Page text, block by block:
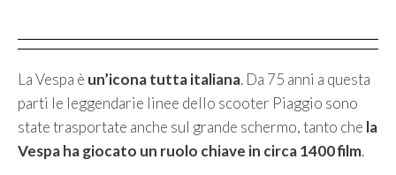
La Vespa è un’icona tutta italiana. Da 75 anni a questa
parti le leggendarie linee dello scooter Piaggio sono
state trasportate anche sul grande schermo, tanto che la
Vespa ha giocato un ruolo chiave in circa 1400 film.